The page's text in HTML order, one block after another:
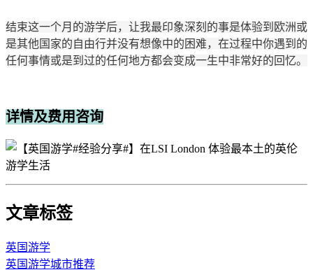
结束这一个月的游学后，让我最印象深刻的事是体验到欧洲或
是其他国家的自由行并没有想像中的困难，在过程中你遇到的
任何事情或是到过的任何地方都会变成一生中非常好的回忆。
详情及费用咨询
文章标签
英国游学
英国游学城市推荐